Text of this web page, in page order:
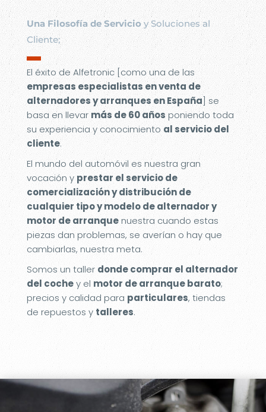
Una Filosofía de Servicioy Soluciones al
Cliente;
▬
El éxito de Alfetronic [como una de las
empresas especialistas en venta de
alternadores y arranques en España] se
basa en llevar más de 60 añosponiendo toda
su experiencia y conocimiento al servicio del
cliente.
El mundo del automóvil es nuestra gran
vocación y prestar el servicio de
comercialización y distribución de
cualquier tipo y modelo de alternador y
motor de arranquenuestra cuando estas
piezas dan problemas, se averían o hay que
cambiarlas, nuestra meta.
Somos un taller donde comprar el alternador
del cochey el motor de arranque barato;
precios y calidad para particulares, tiendas
de repuestos ytalleres.